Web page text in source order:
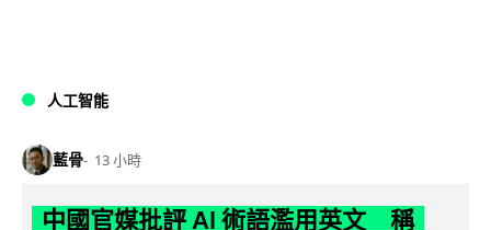
人工智能
藍骨 13 小時
中國官媒批評 AI 術語濫用英文 稱